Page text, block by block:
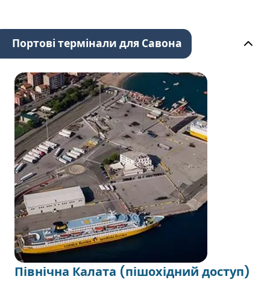
Портові термінали для Савона
Північна Калата (пішохідний доступ)